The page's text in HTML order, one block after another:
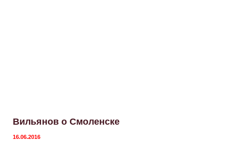
Вильянов о Смоленске
16.06.2016